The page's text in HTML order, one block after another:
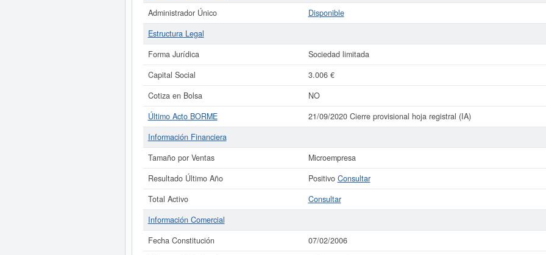
Administrador Único
Disponible
Estructura Legal
Forma Jurídica
Sociedad limitada
Capital Social
3.006 €
Cotiza en Bolsa
NO
Último Acto BORME
21/09/2020 Cierre provisional hoja registral (IA)
Información Financiera
Tamaño por Ventas
Microempresa
Resultado Último Año
Positivo Consultar
Total Activo
Consultar
Información Comercial
Fecha Constitución
07/02/2006